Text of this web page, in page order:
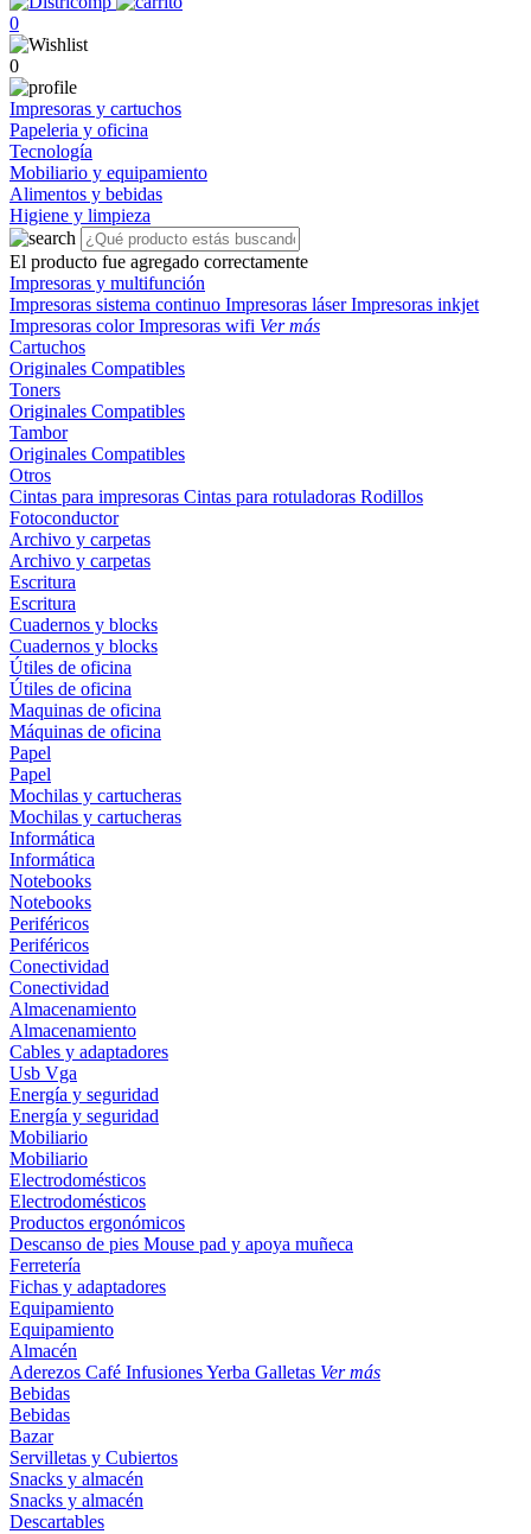
0
0
Impresoras y cartuchos
Papeleria y oficina
Tecnología
Mobiliario y equipamiento
Alimentos y bebidas
Higiene y limpieza
El producto fue agregado correctamente
Impresoras y multifunción
Impresoras sistema continuo Impresoras láserImpresoras inkjet
Impresoras colorImpresoras wifi Ver más
Cartuchos
Originales Compatibles
Toners
Originales Compatibles
Tambor
Originales Compatibles
Otros
Cintas para impresoras Cintas para rotuladoras Rodillos
Fotoconductor
Archivo y carpetas
Archivo y carpetas
Escritura
Escritura
Cuadernos y blocks
Cuadernos y blocks
Útiles de oficina
Útiles de oficina
Maquinas de oficina
Máquinas de oficina
Papel
Papel
Mochilas y cartucheras
Mochilas y cartucheras
Informática
Informática
Notebooks
Notebooks
Periféricos
Periféricos
Conectividad
Conectividad
Almacenamiento
Almacenamiento
Cables y adaptadores
Usb Vga
Energía y seguridad
Energía y seguridad
Mobiliario
Mobiliario
Electrodomésticos
Electrodomésticos
Productos ergonómicos
Descanso de pies Mouse pad y apoya muñeca
Ferretería
Fichas y adaptadores
Equipamiento
Equipamiento
Almacén
Aderezos Café InfusionesYerba Galletas Ver más
Bebidas
Bebidas
Bazar
Servilletas y Cubiertos
Snacks y almacén
Snacks y almacén
Descartables